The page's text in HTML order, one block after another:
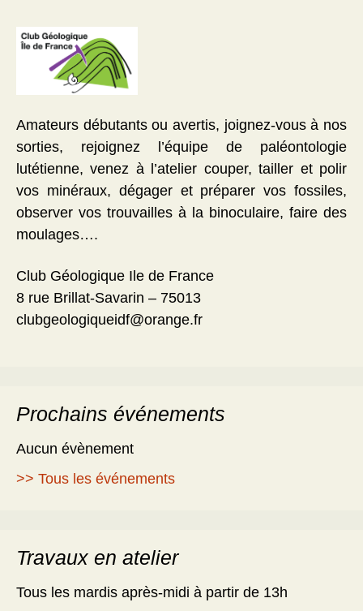
Amateurs débutants ou avertis, joignez-vous à nos
sorties, rejoignez l’équipe de paléontologie
lutétienne, venez à l’atelier couper, tailler et polir
vos minéraux, dégager et préparer vos fossiles,
observer vos trouvailles à la binoculaire, faire des
moulages….
Club Géologique Ile de France
8 rue Brillat-Savarin – 75013
clubgeologiqueidf@orange.fr
Prochains événements
Aucun évènement
>> Tous les événements
Travaux en atelier
Tous les mardis après-midi à partir de 13h